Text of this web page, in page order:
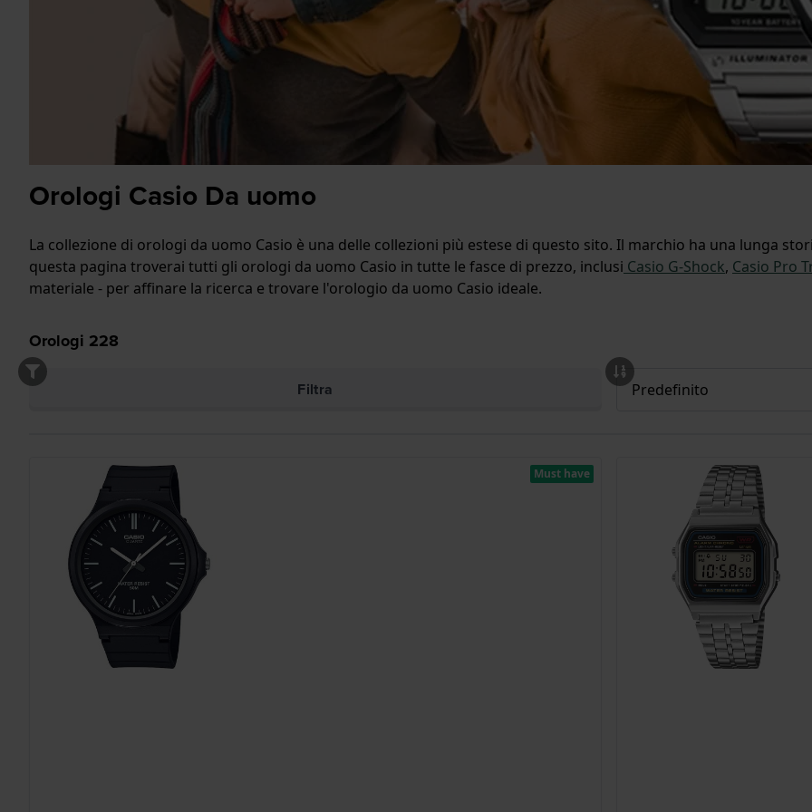
Orologi Casio Da uomo
La collezione di orologi da uomo Casio è una delle collezioni più estese di questo sito. Il marchio ha una lunga
questa pagina troverai tutti gli orologi da uomo Casio in tutte le fasce di prezzo, inclusi Casio G-Shock, Casio Pro
materiale - per affinare la ricerca e trovare l'orologio da uomo Casio ideale.
Orologi 228
Filtra
Must have